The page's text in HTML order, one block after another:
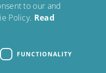
要求进行
条件帮助选
to our and
Policy. Read
FUNCTIONALITY